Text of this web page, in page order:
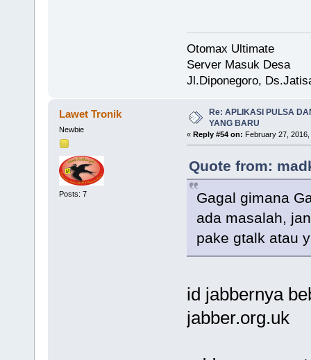
Otomax Ultimate
Server Masuk Desa
Jl.Diponegoro,
Lawet Tronik
Newbie
Posts: 7
Re: APLIKASI PULSA
YANG BARU
« Reply #54 on: February 27,
Quote from:
Gagal gimana
ada masalah,
pake gtalk atau
id jabbernya
jabber.org.uk